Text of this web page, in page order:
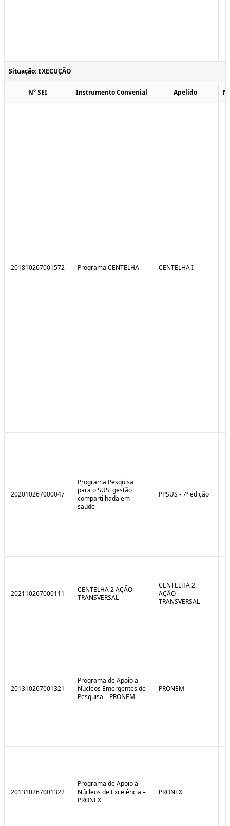
Situação: EXECUÇÃO
N° SEI Instrumento Convenial Apelido
201810267001572 Programa CENTELHA CENTELHA I
202010267000047
Programa Pesquisa
para o SUS: gestão
compartilhada em
saúde
PPSUS - 7ª edição
202110267000111
CENTELHA 2 AÇÃO
TRANSVERSAL
CENTELHA 2
AÇÃO
TRANSVERSAL
201310267001321
Programa de Apoio a
Núcleos Emergentes de
Pesquisa – PRONEM
PRONEM
201310267001322
Programa de Apoio a
Núcleos de Excelência –
PRONEX
PRONEX